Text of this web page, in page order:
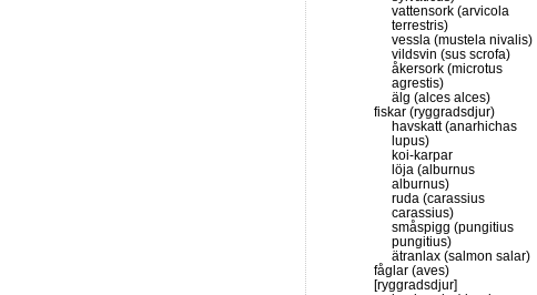
vattensork (arvicola
terrestris)
vessla (mustela nivalis)
vildsvin (sus scrofa)
åkersork (microtus
agrestis)
älg (alces alces)
fiskar (ryggradsdjur)
havskatt (anarhichas
lupus)
koi-karpar
löja (alburnus
alburnus)
ruda (carassius
carassius)
småspigg (pungitius
pungitius)
ätranlax (salmon salar)
fåglar (aves)
[ryggradsdjur]